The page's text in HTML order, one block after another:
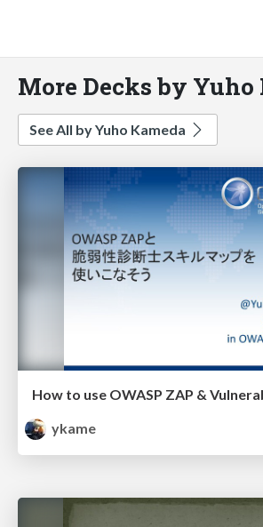
More Decks by Yuho
See All by Yuho Kameda
How to use OWASP ZAP &
ykame